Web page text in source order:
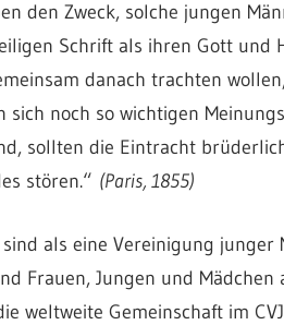
den Zweck, solche jungen
Schrift als ihren Gott und
danach trachten
noch so wichtigen
sollten die Eintracht
stören.“ (Paris, 1855)
als eine Vereinigung
Frauen, Jungen und Mädchen
weltweite Gemeinschaft im